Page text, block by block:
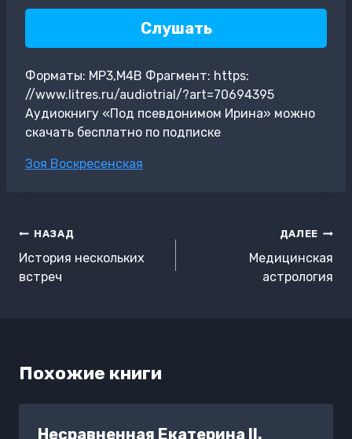
Слушать
Форматы: MP3,M4B Фрагмент: https:
//www.litres.ru/audiotrial/?art=70694395
Аудиокнигу «Под псевдонимом Ирина» можно
скачать бесплатно по подписке
Метки
Зоя Воскресенская
Навигация
по
записям
НАЗАД
История нескольких
встреч
ДАЛЕЕ
Медицинская
астрология
Похожие книги
Несравненная Екатерина II.